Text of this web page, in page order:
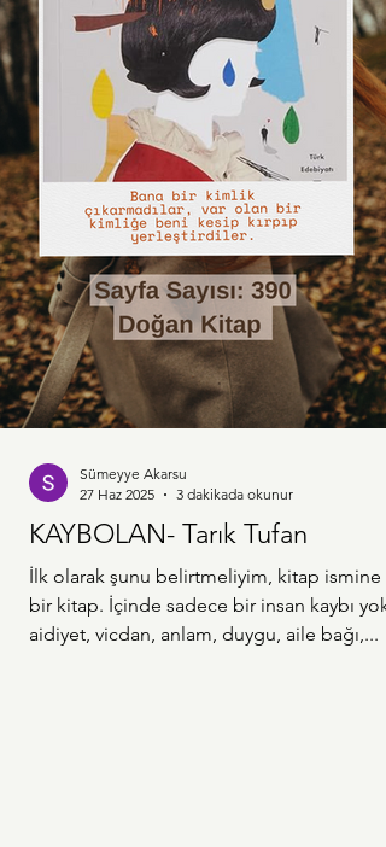
KAYBOLAN- Tarık Tufan
İlk olarak şunu belirtmeliyim, kitap ismine
bir kitap. İçinde sadece bir insan kaybı yok,
aidiyet, vicdan, anlam, duygu, aile bağı,...
Sümeyye Akarsu
27 Haz 2025
3 dakikada okunur